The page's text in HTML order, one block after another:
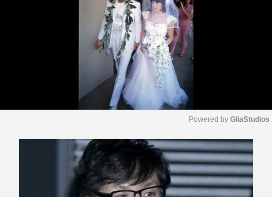
M
u
t
e
Powered by GliaStudios